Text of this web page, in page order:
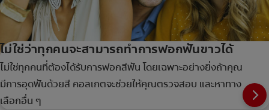
ไม่ใช่ว่าทุกคนจะสามารถทำการฟอกฟันขาวได้
ไม่ใช่ทุกคนที่ต้องได้รับการฟอกสีฟัน โดยเฉพาะอย่างยิ่งถ้าคุณ
มีการอุดฟันด้วยสี คอลเกตจะช่วยให้คุณตรวจสอบ และหาทาง
เลือกอื่น ๆ